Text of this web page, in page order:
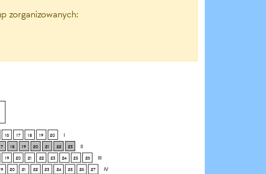
zorganizowanych:
I
IV
16 17 18 19 20
18 19 20 21 22 23
19 20 21 22 23 24 25 26
20 21 22 23 24 25 26 27